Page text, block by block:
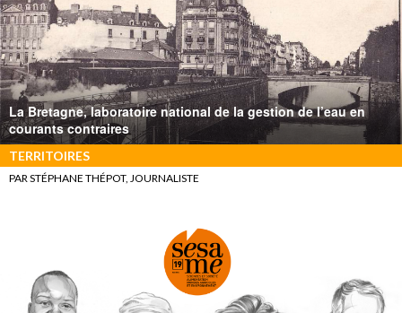
La Bretagne, laboratoire national de la gestion de l’eau en
courants contraires
TERRITOIRES
PAR STÉPHANE THÉPOT, JOURNALISTE